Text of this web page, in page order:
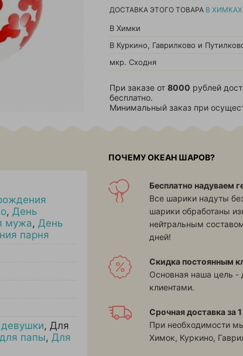
ДОСТАВКА ЭТОГО ТОВАРА В ХИМКАХ
В Химки
В Куркино, Гаврилково и
мкр. Сходня
При заказе от 8000 рублей
бесплатно.
Минимальный заказ при
, День
мужа, День
парня
, Для
для папы, Для
ПОЧЕМУ ОКЕАН ШАРОВ?
Бесплатно надуваем
Все шарики надуты
шарики обработаны
нейтральным
дней!
Скидка постоянным
Основная наша цель -
клиентами.
Срочная доставка за 1
При необходимости
Химок, Куркино,